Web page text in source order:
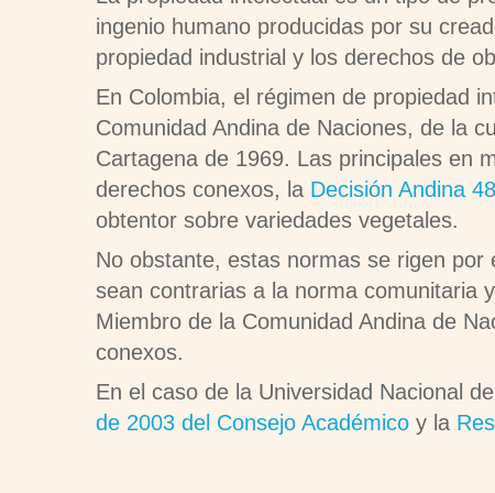
ingenio humano producidas por su
propiedad industrial y los derechos de
En Colombia, el régimen de propiedad
Comunidad Andina de Naciones, de la
Cartagena de 1969. Las principales en
derechos conexos, la Decisión Andina
obtentor sobre variedades vegetales.
No obstante, estas normas se rigen por
sean contrarias a la norma comunitaria
Miembro de la Comunidad Andina de
conexos.
En el caso de la Universidad Nacional
de 2003 del Consejo Académico y la